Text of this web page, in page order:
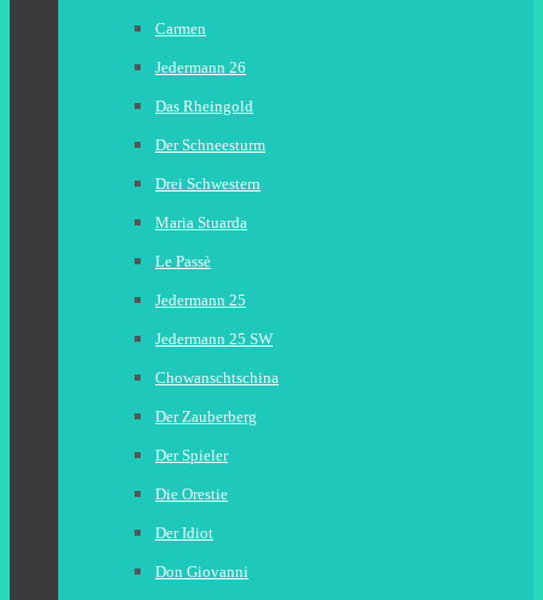
Carmen
Jedermann 26
Das Rheingold
Der Schneesturm
Drei Schwestern
Maria Stuarda
Le Passè
Jedermann 25
Jedermann 25 SW
Chowanschtschina
Der Zauberberg
Der Spieler
Die Orestie
Der Idiot
Don Giovanni